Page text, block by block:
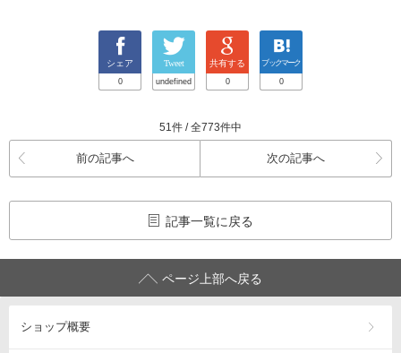
シェア
0
Tweet
undefined
共有する
0
ブックマーク
0
51件 / 全773件中
前の記事へ 次の記事へ
記事一覧に戻る
ページ上部へ戻る
ショップ概要